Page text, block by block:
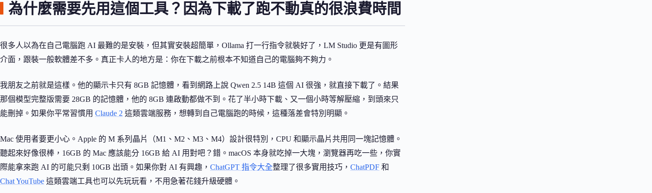
為什麼需要先用這個工具？因為下載了跑不動真的很浪費時間
很多人以為在自己電腦跑 AI 最難的是安裝，但其實安裝超簡單，Ollama 打一行指令就裝好了，LM Studio 更是有圖形
介面，跟裝一般軟體差不多。真正卡人的地方是：你在下載之前根本不知道自己的電腦夠不夠力。
我朋友之前就是這樣。他的顯示卡只有 8GB 記憶體，看到網路上說 Qwen 2.5 14B 這個 AI 很強，就直接下載了。結果
那個模型完整版需要 28GB 的記憶體，他的 8GB 連啟動都做不到。花了半小時下載、又一個小時等解壓縮，到頭來只
能刪掉。如果你平常習慣用 Claude 2 這類雲端服務，想轉到自己電腦跑的時候，這種落差會特別明顯。
Mac 使用者要更小心。Apple 的 M 系列晶片（M1、M2、M3、M4）設計很特別，CPU 和顯示晶片共用同一塊記憶體。
聽起來好像很棒，16GB 的 Mac 應該能分 16GB 給 AI 用對吧？錯。macOS 本身就吃掉一大塊，瀏覽器再吃一些，你實
際能拿來跑 AI 的可能只剩 10GB 出頭。如果你對 AI 有興趣， ChatGPT 指令大全整理了很多實用技巧， ChatPDF 和
Chat YouTube 這類雲端工具也可以先玩玩看，不用急著花錢升級硬體。